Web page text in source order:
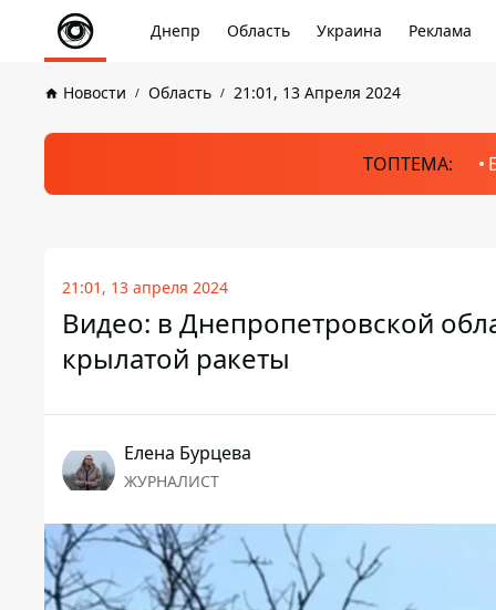
Днепр Область Украина Реклама
Новости Область 21:01, 13 Апреля 2024
ТОПТЕМА:
21:01, 13 апреля 2024
Видео: в Днепропетровской
крылатой ракеты
Елена Бурцева
ЖУРНАЛИСТ